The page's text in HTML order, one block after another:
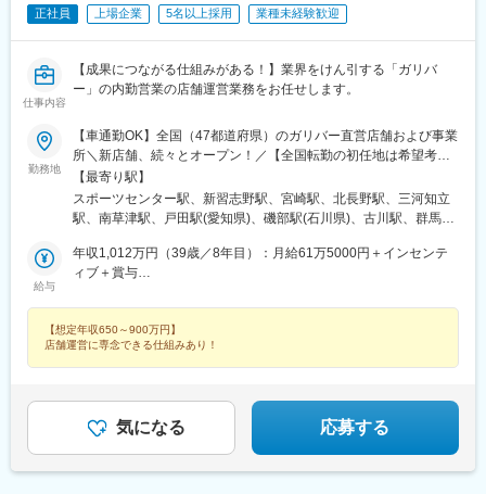
駅、萱町六丁目駅、宇宿一丁目駅、電鉄黒部駅、次郎丸駅、長沼
駅(静岡県)、勝田台駅、ひこね芹川駅、熊西駅、電鉄出雲市駅、杁
線)、脇田駅
越前開発駅、長府駅、小山駅、亀田駅、備前西市駅、帯広駅、日
泉中央駅、西那須野駅、北山形駅、安積永盛駅、郡山富田駅、西
川口駅、大元駅、八木崎駅、東葉勝田台駅、北大垣駅、太田駅(群
県)、泉外旭川駅、青山駅(岩手県)、船町駅、苫小牧駅、新富士駅
(北海道)、越前花堂駅、北上尾駅、中百舌鳥駅、萩原駅(福岡県)、
大和田駅(大阪府)、新豊田駅、西諫早駅、春日井駅(中央本線)、梶
栗郷台地駅、常陸多賀駅、下曽根駅、富士駅、後藤駅、浦添前田
駅、富士山駅、長浜駅、横手駅、東酒田駅、美濃川合駅、香春
駅、新栃木駅、加太駅(和歌山県)、羽犬塚駅、下北駅、玉造温泉
駅、川村駅、八代駅、今治駅、高山駅、新居浜駅、成田駅、出雲
市駅、新茂原駅、川間駅、櫛ケ浜駅、岩屋駅(兵庫県)、宇都宮駅、
伏石駅、今伊勢駅、城野駅(日豊本線)、宝永町駅、紀三井寺駅、筒
駅、蓮ケ池駅、御門台駅、西掛川駅、中野栄駅、大分駅、南福島
駅、羽後牛島駅、戸塚安行駅、四ツ小屋駅、明見橋駅、西大宮
敦賀駅、川内駅(鹿児島県)、高茶屋駅、豊川駅、美園駅、古島駅、
卸町駅(宮城県)、八乙女駅、はなみずき通駅、勝田駅、新大宮駅、
福島学院前駅、門戸厄神駅、市民病院前駅(富山県)、多治見駅、絹
延橋駅、蟹江駅、竜田口駅、室見駅、八景水谷駅、岩塚駅、東新
正社員 上場企業 5名以上採用 業種未経験歓迎
仕事内容
【成果につながる仕組みがある！】業界をけん引する「ガリバ
ー」の内勤営業の店舗運営業務をお任せします。
勤務地
【車通勤OK】全国（47都道府県）のガリバー直営店舗および事業
所＼新店舗、続々とオープン！／【全国転勤の初任地は希望考
慮】全国47都道府県のガリバー直営店および事業所（将来的に海
外勤務のチャンスもあり）※初期配属は相談可能！※受動喫煙対
策：あり※U・Iターン歓迎北海道東北（青森県・岩手県・宮城県・
玉県・茨城県・栃木県・群馬県）北陸・甲信越（富山県・石川
県・福井県・新潟県・山梨県・長野県）東海（愛知県・静岡県・
県・和歌山県）中国（広島県・岡山県・鳥取県・島根県・山口
県）四国（徳島県・香川県・愛媛県・高知県）九州（福岡県・熊
本県・佐賀県・長崎県・大分県・宮崎県・鹿児島県・沖縄県）
【最寄り駅】
スポーツセンター駅、新習志野駅、宮崎駅、北長野駅、三河知立
駅、南草津駅、戸田駅(愛知県)、磯部駅(石川県)、古川駅、群馬総
県)、豊川駅(大阪府)、木更津駅、東新庄駅、鶴田駅、南永山駅、
国見駅(宮城県)、尾上の松駅、てだこ浦西駅、本八戸駅、清水駅
駅、小針駅、橋本駅(福岡県)、笹木野駅、和歌山市駅、佐賀駅、西
若松駅、永山駅、小木津駅、土山駅、三島二日町駅、蛇田駅、附
県)、湯本駅、柏林台駅、古庄駅、東比恵駅、玉垣駅、塩釜口駅、
矢田駅(大阪府)、藤が丘駅(愛知県)、東福山駅、逢妻駅、六名駅、
山口駅(山口県)、宇和島駅、浦田駅(福岡県)、七尾駅、サンドーム
西駅、志布志駅、山ノ目駅、佐久平駅、宮町駅、宇部岬駅、南仙
給与
年収1,012万円（39歳／8年目）：月給61万5000円＋インセンテ
ィブ＋賞与
ブ＋賞与
【想定年収650～900万円】
店舗運営に専念できる仕組みあり！
気になる 応募する